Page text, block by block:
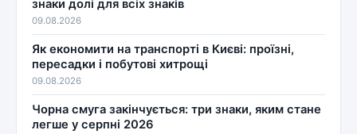
знаки долі для всіх знаків
09.08.2026
Як економити на транспорті в Києві: проїзні,
пересадки і побутові хитрощі
09.08.2026
Чорна смуга закінчується: три знаки, яким стане
легше у серпні 2026